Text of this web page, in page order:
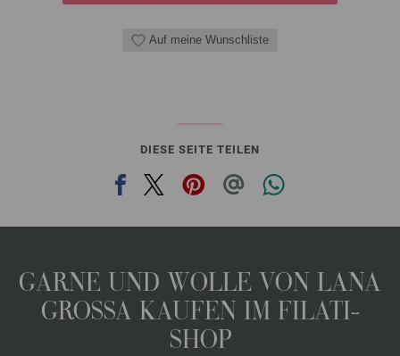
Auf meine Wunschliste
DIESE SEITE TEILEN
GARNE UND WOLLE VON LANA
GROSSA KAUFEN IM FILATI-
SHOP